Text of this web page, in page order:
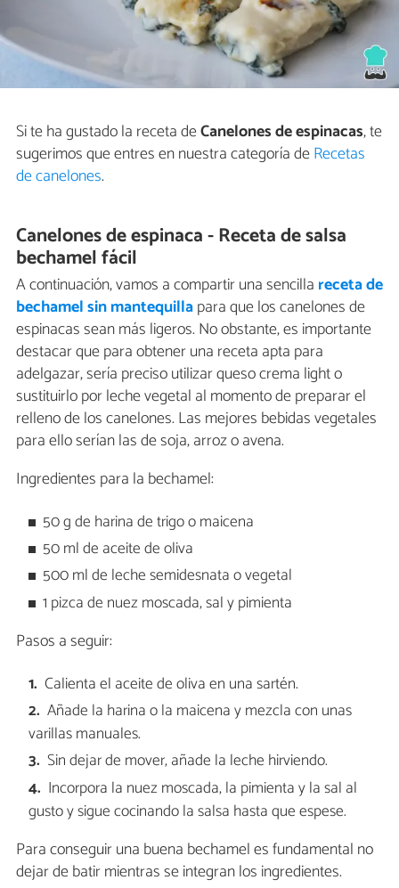
Si te ha gustado la receta deCanelones de espinacas, te
sugerimos que entres en nuestra categoría deRecetas
de canelones.
Canelones de espinaca - Receta de salsa
bechamel fácil
A continuación, vamos a compartir una sencilla receta de
bechamel sin mantequillapara que los canelones de
espinacas sean más ligeros. No obstante, es importante
destacar que para obtener una receta apta para
adelgazar, sería preciso utilizar queso crema light o
sustituirlo por leche vegetal al momento de preparar el
relleno de los canelones. Las mejores bebidas vegetales
para ello serían las de soja, arroz o avena.
Ingredientes para la bechamel:
50 g de harina de trigo o maicena
50 ml de aceite de oliva
500 ml de leche semidesnata o vegetal
1 pizca de nuez moscada, sal y pimienta
Pasos a seguir:
Calienta el aceite de oliva en una sartén.
Añade la harina o la maicena y mezcla con unas
varillas manuales.
Sin dejar de mover, añade la leche hirviendo.
Incorpora la nuez moscada, la pimienta y la sal al
gusto y sigue cocinando la salsa hasta que espese.
Para conseguir una buena bechamel es fundamental no
dejar de batir mientras se integran los ingredientes.